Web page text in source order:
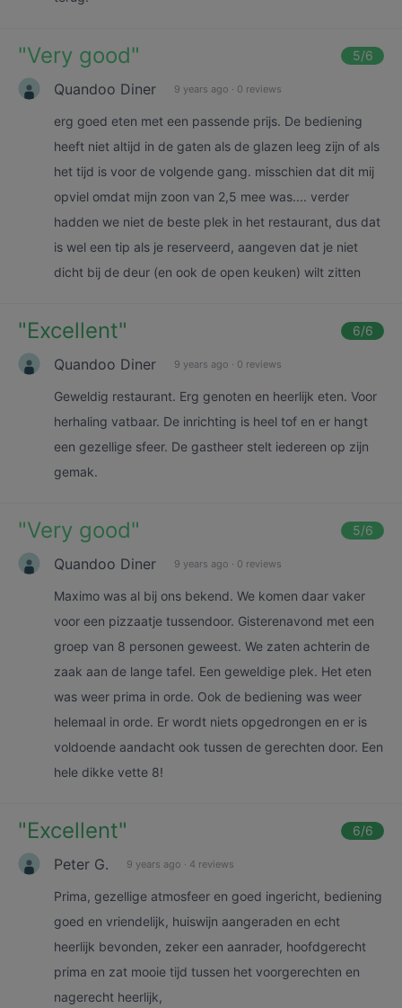
"Very good" 5/6
Quandoo Diner 9 years ago · 0 reviews
erg goed eten met een passende prijs. De bediening
heeft niet altijd in de gaten als de glazen leeg zijn of als
het tijd is voor de volgende gang. misschien dat dit mij
opviel omdat mijn zoon van 2,5 mee was.... verder
hadden we niet de beste plek in het restaurant, dus dat
is wel een tip als je reserveerd, aangeven dat je niet
dicht bij de deur (en ook de open keuken) wilt zitten
"Excellent" 6/6
Quandoo Diner 9 years ago · 0 reviews
Geweldig restaurant. Erg genoten en heerlijk eten. Voor
herhaling vatbaar. De inrichting is heel tof en er hangt
een gezellige sfeer. De gastheer stelt iedereen op zijn
gemak.
"Very good" 5/6
Quandoo Diner 9 years ago · 0 reviews
Maximo was al bij ons bekend. We komen daar vaker
voor een pizzaatje tussendoor. Gisterenavond met een
groep van 8 personen geweest. We zaten achterin de
zaak aan de lange tafel. Een geweldige plek. Het eten
was weer prima in orde. Ook de bediening was weer
helemaal in orde. Er wordt niets opgedrongen en er is
voldoende aandacht ook tussen de gerechten door. Een
hele dikke vette 8!
"Excellent" 6/6
Peter G. 9 years ago · 4 reviews
Prima, gezellige atmosfeer en goed ingericht, bediening
goed en vriendelijk, huiswijn aangeraden en echt
heerlijk bevonden, zeker een aanrader, hoofdgerecht
prima en zat mooie tijd tussen het voorgerechten en
nagerecht heerlijk,